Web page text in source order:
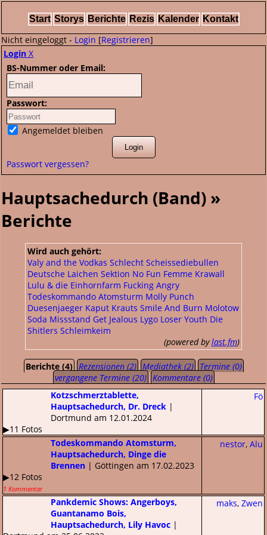
Start Storys Berichte Rezis Kalender Kontakt
Nicht eingeloggt - Login [Registrieren]
Login X
BS-Nummer oder Email:
Passwort:
Angemeldet bleiben
Passwort vergessen?
Hauptsachedurch (Band) »
Berichte
Wird auch gehört:
Valy and the Vodkas Schlecht Scheissediebullen
Deutsche Laichen Sektion No Fun Femme Krawall
Lulu & die Einhornfarm Fucking Angry
Todeskommando Atomsturm Molly Punch
Duesenjaeger Kaput Krauts Smile And Burn Molotow
Soda Missstand Get Jealous Lygo Loser Youth Die
Shitlers Schleimkeim
(powered bylast.fm)
Berichte (4) Rezensionen (2) Mediathek (2)
Termine (0)
vergangene Termine (20)
Kommentare (0)
Fö
Kotzschmerztablette,
Hauptsachedurch, Dr. Dreck |
Dortmund am 12.01.2024
▶11 Fotos
nestor, Alu
Todeskommando Atomsturm,
Hauptsachedurch, Dinge die
Brennen | Göttingen am 17.02.2023
▶12 Fotos
1 Kommentar
maks, Zwen
Pankdemic Shows: Angerboys,
Guantanamo Bois,
Hauptsachedurch, Lily Havoc |